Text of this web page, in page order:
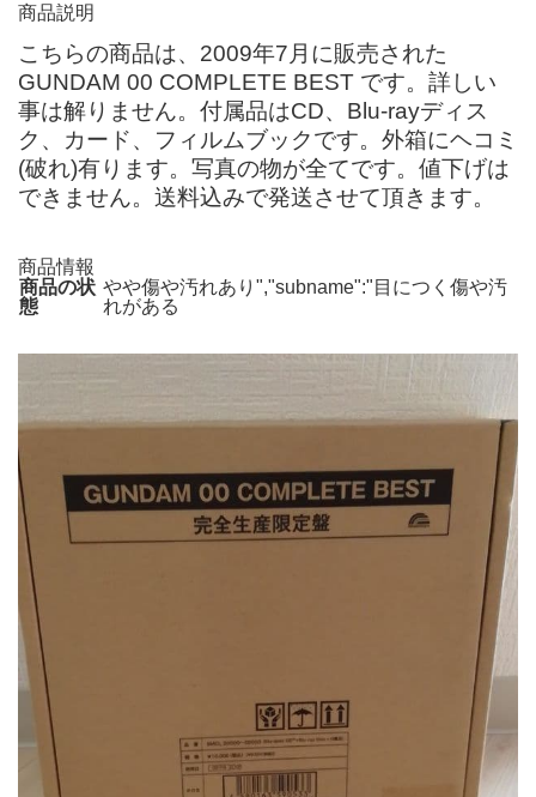
商品説明
こちらの商品は、2009年7月に販売された
GUNDAM 00 COMPLETE BEST です。詳しい
事は解りません。付属品はCD、Blu-rayディス
ク、カード、フィルムブックです。外箱にヘコミ
(破れ)有ります。写真の物が全てです。値下げは
できません。送料込みで発送させて頂きます。
商品情報
商品の状
態
やや傷や汚れあり","subname":"目につく傷や汚
れがある